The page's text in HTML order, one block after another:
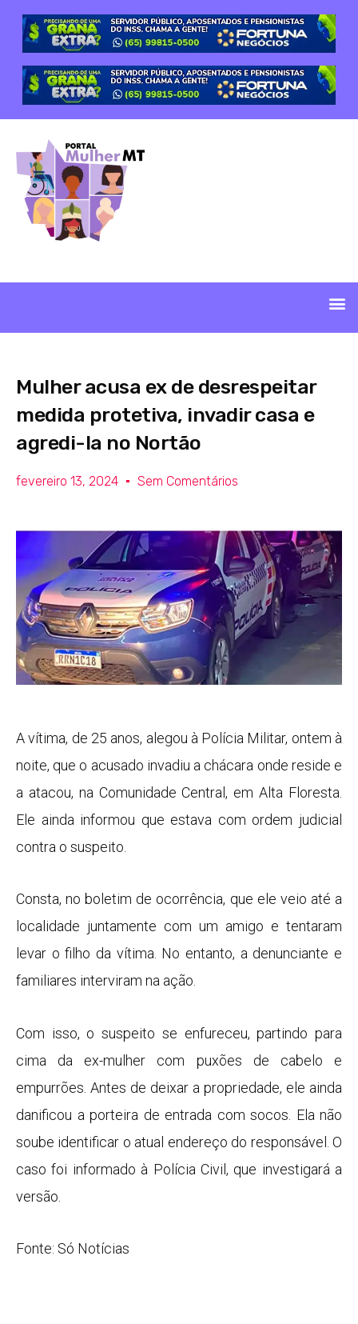
Mulher acusa ex de desrespeitar
medida protetiva, invadir casa e
agredi-la no Nortão
fevereiro 13, 2024 Sem Comentários
A vítima, de 25 anos, alegou à Polícia Militar, ontem à
noite, que o acusado invadiu a chácara onde reside e
a atacou, na Comunidade Central, em Alta Floresta.
Ele ainda informou que estava com ordem judicial
contra o suspeito.
Consta, no boletim de ocorrência, que ele veio até a
localidade juntamente com um amigo e tentaram
levar o filho da vítima. No entanto, a denunciante e
familiares interviram na ação.
Com isso, o suspeito se enfureceu, partindo para
cima da ex-mulher com puxões de cabelo e
empurrões. Antes de deixar a propriedade, ele ainda
danificou a porteira de entrada com socos. Ela não
soube identificar o atual endereço do responsável. O
caso foi informado à Polícia Civil, que investigará a
versão.
Fonte: Só Notícias